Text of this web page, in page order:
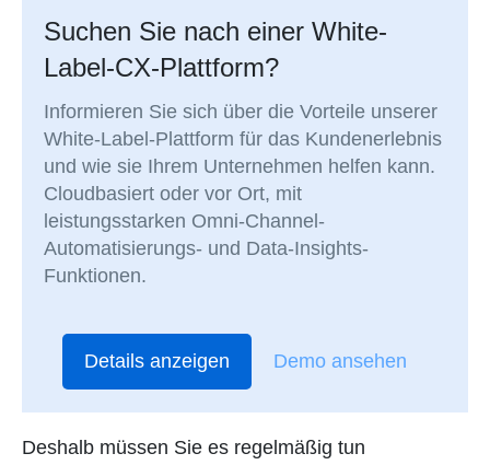
Suchen Sie nach einer White-
Label-CX-Plattform?
Informieren Sie sich über die Vorteile unserer
White-Label-Plattform für das Kundenerlebnis
und wie sie Ihrem Unternehmen helfen kann.
Cloudbasiert oder vor Ort, mit
leistungsstarken Omni-Channel-
Automatisierungs- und Data-Insights-
Funktionen.
Details anzeigen Demo ansehen
Deshalb müssen Sie es regelmäßig tun